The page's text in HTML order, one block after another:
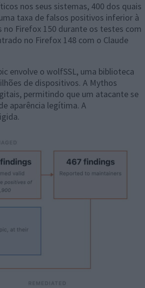
nos seus sistemas, 400 dos quais
taxa de falsos positivos inferior à
no Firefox 150 durante os testes com
no Firefox 148 com o Claude
envolve o wolfSSL, uma biblioteca
de dispositivos. A Mythos
permitindo que um atacante se
aparência legítima. A